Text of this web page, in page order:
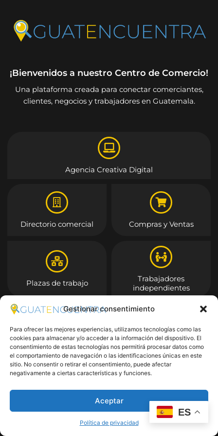
Gestionar consentimiento
Para ofrecer las mejores experiencias, utilizamos tecnologías como las
cookies para almacenar y/o acceder a la información del dispositivo. El
consentimiento de estas tecnologías nos permitirá procesar datos como
el comportamiento de navegación o las identificaciones únicas en este
sitio. No consentir o retirar el consentimiento, puede afectar
negativamente a ciertas características y funciones.
Aceptar
Política de privacidad
¡Bienvenidos a nuestro Centro de Comercio!
Una plataforma creada para conectar comerciantes,
clientes, negocios y trabajadores en Guatemala.
Agencia Creativa Digital
Directorio comercial Compras y Ventas
Plazas de trabajo
Trabajadores
independientes
Entrar
ES